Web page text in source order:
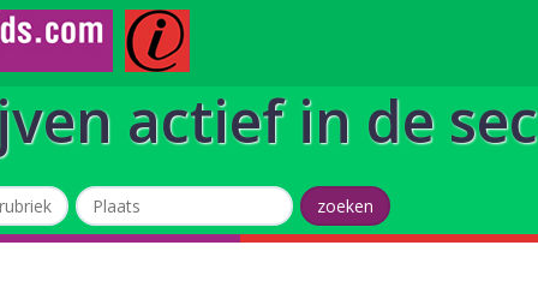
actief in de